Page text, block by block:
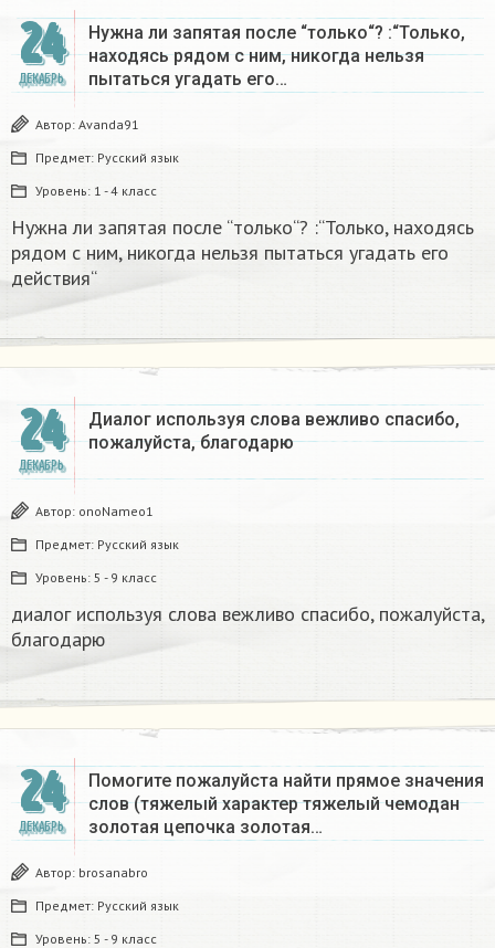
24
ДЕКАБРЬ
Нужна ли запятая после “только“? :“Только,
находясь рядом с ним, никогда нельзя
пытаться угадать его…
Автор: Avanda91
Предмет: Русский язык
Уровень: 1 - 4 класс
Нужна ли запятая после “только“? :“Только, находясь
рядом с ним, никогда нельзя пытаться угадать его
действия“
24
ДЕКАБРЬ
Диалог используя слова вежливо спасибо,
пожалуйста, благодарю
Автор: onoNameo1
Предмет: Русский язык
Уровень: 5 - 9 класс
диалог используя слова вежливо спасибо, пожалуйста,
благодарю
24
ДЕКАБРЬ
Помогите пожалуйста найти прямое значения
слов (тяжелый характер тяжелый чемодан
золотая цепочка золотая…
Автор: brosanabro
Предмет: Русский язык
Уровень: 5 - 9 класс